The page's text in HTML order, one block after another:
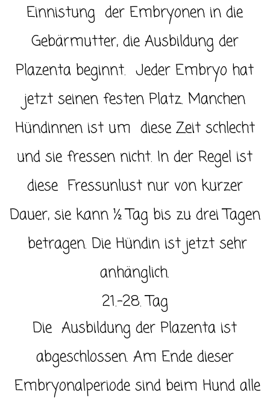
Einnistung der Embryonen in die
Gebärmutter, die Ausbildung der
Plazenta beginnt. Jeder Embryo hat
jetzt seinen festen Platz. Manchen
Hündinnen ist um diese Zeit schlecht
und sie fressen nicht. In der Regel ist
diese Fressunlust nur von kurzer
Dauer, sie kann ½ Tag bis zu drei Tagen
betragen. Die Hündin ist jetzt sehr
anhänglich.
21.-28. Tag
Die Ausbildung der Plazenta ist
abgeschlossen. Am Ende dieser
Embryonalperiode sind beim Hund alle